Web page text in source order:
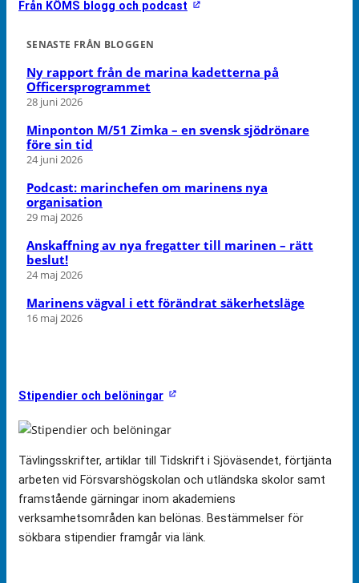
Från KÖMS blogg och podcast
SENASTE FRÅN BLOGGEN
Ny rapport från de marina kadetterna på
Officersprogrammet
28 juni 2026
Minponton M/51 Zimka – en svensk sjödrönare
före sin tid
24 juni 2026
Podcast: marinchefen om marinens nya
organisation
29 maj 2026
Anskaffning av nya fregatter till marinen – rätt
beslut!
24 maj 2026
Marinens vägval i ett förändrat säkerhetsläge
16 maj 2026
Stipendier och belöningar
Tävlingsskrifter, artiklar till Tidskrift i Sjöväsendet, förtjänta
arbeten vid Försvarshögskolan och utländska skolor samt
framstående gärningar inom akademiens
verksamhetsområden kan belönas. Bestämmelser för
sökbara stipendier framgår via länk.